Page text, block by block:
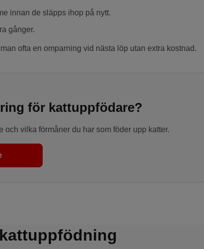
innan de släpps ihop på nytt.
gånger.
ofta en omparning vid nästa löp utan extra kostnad.
för kattuppfödare?
och vilka förmåner du har som föder upp katter.